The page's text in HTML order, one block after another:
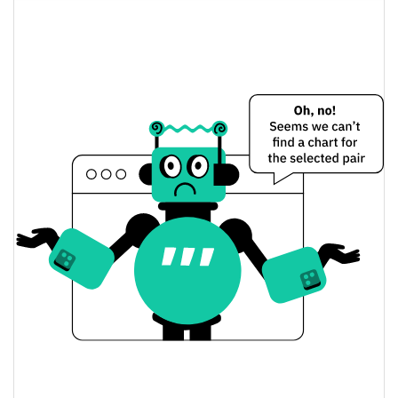
$0.000015570935
Abertura / Fecho de
$0.000015570935 /
$0.000015553519
A mudança de ontem
Volume de ontem $627.12141
Histórico do preço do Korico